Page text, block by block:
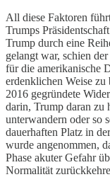
All diese Faktoren
Trumps
Trump durch eine
gelangt war, schien
für die amerikanische
erdenklichen Weise
2016 gegründete
darin, Trump daran zu
unterwandern oder so
dauerhaften Platz in
wurde angenommen,
Phase akuter Gefahr
Normalität